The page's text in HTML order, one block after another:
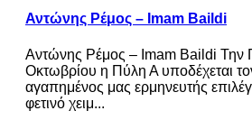
Αντώνης Ρέμος – Imam Baildi
Αντώνης Ρέμος – Imam Baildi Την
Οκτωβρίου η Πύλη Α υποδέχεται
αγαπημένος μας ερμηνευτής
φετινό χειμ...